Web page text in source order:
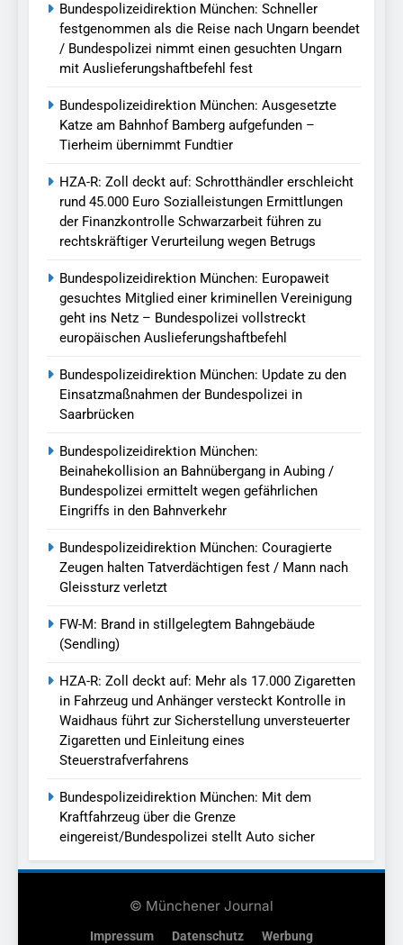
Bundespolizeidirektion München: Schneller
festgenommen als die Reise nach Ungarn beendet
/ Bundespolizei nimmt einen gesuchten Ungarn
mit Auslieferungshaftbefehl fest
Bundespolizeidirektion München: Ausgesetzte
Katze am Bahnhof Bamberg aufgefunden –
Tierheim übernimmt Fundtier
HZA-R: Zoll deckt auf: Schrotthändler erschleicht
rund 45.000 Euro Sozialleistungen Ermittlungen
der Finanzkontrolle Schwarzarbeit führen zu
rechtskräftiger Verurteilung wegen Betrugs
Bundespolizeidirektion München: Europaweit
gesuchtes Mitglied einer kriminellen Vereinigung
geht ins Netz – Bundespolizei vollstreckt
europäischen Auslieferungshaftbefehl
Bundespolizeidirektion München: Update zu den
Einsatzmaßnahmen der Bundespolizei in
Saarbrücken
Bundespolizeidirektion München:
Beinahekollision an Bahnübergang in Aubing /
Bundespolizei ermittelt wegen gefährlichen
Eingriffs in den Bahnverkehr
Bundespolizeidirektion München: Couragierte
Zeugen halten Tatverdächtigen fest / Mann nach
Gleissturz verletzt
FW-M: Brand in stillgelegtem Bahngebäude
(Sendling)
HZA-R: Zoll deckt auf: Mehr als 17.000 Zigaretten
in Fahrzeug und Anhänger versteckt Kontrolle in
Waidhaus führt zur Sicherstellung unversteuerter
Zigaretten und Einleitung eines
Steuerstrafverfahrens
Bundespolizeidirektion München: Mit dem
Kraftfahrzeug über die Grenze
eingereist/Bundespolizei stellt Auto sicher
© Münchener Journal
Impressum Datenschutz Werbung